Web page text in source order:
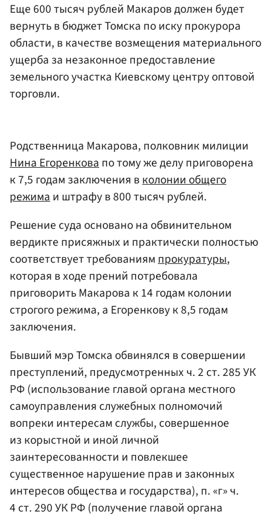
Еще 600 тысяч рублей Макаров должен будет
вернуть в бюджет Томска по иску прокурора
области, в качестве возмещения материального
ущерба за незаконное предоставление
земельного участка Киевскому центру оптовой
торговли.
Родственница Макарова, полковник милиции
Нина Егоренковапо тому же делу приговорена
к 7,5 годам заключения вколонии общего
режимаи штрафу в 800 тысяч рублей.
Решение суда основано на обвинительном
вердикте присяжных и практически полностью
соответствует требованиямпрокуратуры,
которая в ходе прений потребовала
приговорить Макарова к 14 годам колонии
строгого режима, а Егоренкову к 8,5 годам
заключения.
Бывший мэр Томска обвинялся в совершении
преступлений, предусмотренных ч. 2 ст. 285 УК
РФ (использование главой органа местного
самоуправления служебных полномочий
вопреки интересам службы, совершенное
из корыстной и иной личной
заинтересованности и повлекшее
существенное нарушение прав и законных
интересов общества и государства), п. «г» ч.
4 ст. 290 УК РФ (получение главой органа